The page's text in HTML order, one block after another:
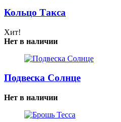
Кольцо Такса
Хит!
Нет в наличии
Подвеска Солнце
Нет в наличии